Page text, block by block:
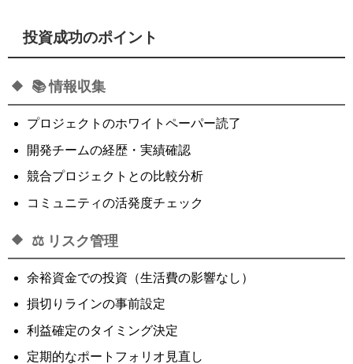
投資成功のポイント
📚 情報収集
プロジェクトのホワイトペーパー読了
開発チームの経歴・実績確認
競合プロジェクトとの比較分析
コミュニティの活発度チェック
⚖️ リスク管理
余裕資金での投資（生活費の影響なし）
損切りラインの事前設定
利益確定のタイミング決定
定期的なポートフォリオ見直し